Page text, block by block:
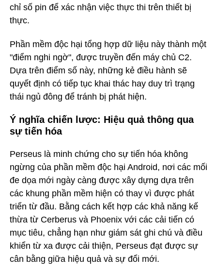
chỉ số pin để xác nhận việc thực thi trên thiết bị
thực.
Phần mềm độc hại tổng hợp dữ liệu này thành một
"điểm nghi ngờ", được truyền đến máy chủ C2.
Dựa trên điểm số này, những kẻ điều hành sẽ
quyết định có tiếp tục khai thác hay duy trì trạng
thái ngủ đông để tránh bị phát hiện.
Ý nghĩa chiến lược: Hiệu quả thông qua
sự tiến hóa
Perseus là minh chứng cho sự tiến hóa không
ngừng của phần mềm độc hại Android, nơi các mối
đe dọa mới ngày càng được xây dựng dựa trên
các khung phần mềm hiện có thay vì được phát
triển từ đầu. Bằng cách kết hợp các khả năng kế
thừa từ Cerberus và Phoenix với các cải tiến có
mục tiêu, chẳng hạn như giám sát ghi chú và điều
khiển từ xa được cải thiện, Perseus đạt được sự
cân bằng giữa hiệu quả và sự đổi mới.